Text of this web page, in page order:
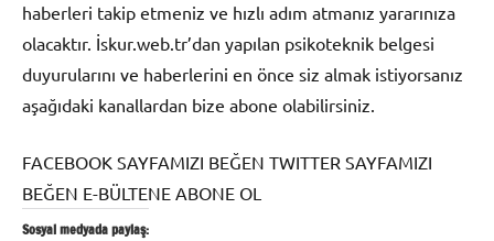
haberleri takip etmeniz ve hızlı adım atmanız yararınıza
olacaktır. İskur.web.tr’dan yapılan psikoteknik belgesi
duyurularını ve haberlerini en önce siz almak istiyorsanız
aşağıdaki kanallardan bize abone olabilirsiniz.
FACEBOOK SAYFAMIZI BEĞEN TWITTER SAYFAMIZI
BEĞEN E-BÜLTENE ABONE OL
Sosyal medyada paylaş: